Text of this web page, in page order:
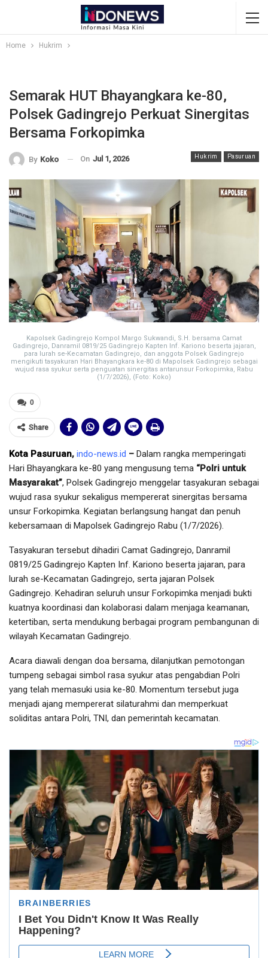
Home Hukrim
Semarak HUT Bhayangkara ke-80,
Polsek Gadingrejo Perkuat Sinergitas
Bersama Forkopimka
Hukrim Pasuruan
By Koko On Jul 1, 2026
Kapolsek Gadingrejo Kompol Margo Sukwandi, S.H. bersama Camat
Gadingrejo, Danramil 0819/25 Gadingrejo Kapten Inf. Kariono beserta jajaran,
para lurah se-Kecamatan Gadingrejo, dan anggota Polsek Gadingrejo
mengikuti tasyakuran Hari Bhayangkara ke-80 di Mapolsek Gadingrejo sebagai
wujud rasa syukur serta penguatan sinergitas antarunsur Forkopimka, Rabu
(1/7/2026), (Foto: Koko)
0
Share
Kota Pasuruan, indo-news.id – Dalam rangka memperingati
Hari Bhayangkara ke-80 yang mengusung tema “Polri untuk
Masyarakat”, Polsek Gadingrejo menggelar tasyakuran sebagai
wujud rasa syukur sekaligus mempererat sinergitas bersama
unsur Forkopimka. Kegiatan berlangsung hangat dan penuh
kebersamaan di Mapolsek Gadingrejo Rabu (1/7/2026).
Tasyakuran tersebut dihadiri Camat Gadingrejo, Danramil
0819/25 Gadingrejo Kapten Inf. Kariono beserta jajaran, para
lurah se-Kecamatan Gadingrejo, serta jajaran Polsek
Gadingrejo. Kehadiran seluruh unsur Forkopimka menjadi bukti
kuatnya koordinasi dan kolaborasi dalam menjaga keamanan,
ketertiban, serta mendukung berbagai program pembangunan di
wilayah Kecamatan Gadingrejo.
Acara diawali dengan doa bersama, dilanjutkan pemotongan
tumpeng sebagai simbol rasa syukur atas pengabdian Polri
yang telah memasuki usia ke-80. Momentum tersebut juga
menjadi ajang mempererat silaturahmi dan memperkuat
soliditas antara Polri, TNI, dan pemerintah kecamatan.